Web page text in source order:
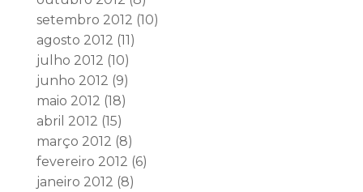
setembro 2012 (10)
agosto 2012 (11)
julho 2012 (10)
junho 2012 (9)
maio 2012 (18)
abril 2012 (15)
março 2012 (8)
fevereiro 2012 (6)
janeiro 2012 (8)